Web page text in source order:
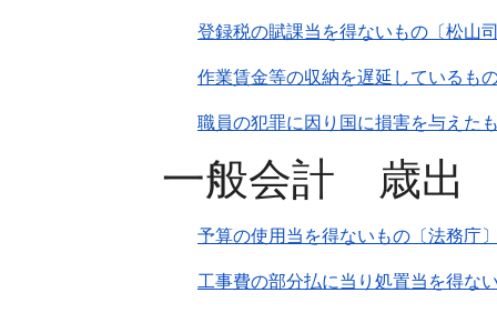
登録税の賦課当を得ないもの〔松山
作業賃金等の収納を遅延している
職員の犯罪に因り国に損害を与えた
一般会計 歳出
予算の使用当を得ないもの〔法務庁
工事費の部分払に当り処置当を得